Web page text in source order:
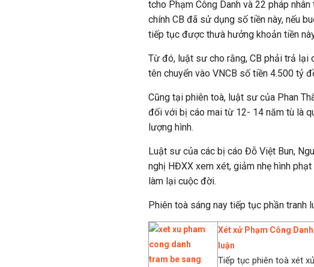
tcho Phạm Công Danh và 22 pháp
chính CB đã sử dụng số tiền này, nếu
tiếp tục được thưà hưởng khoản tiền
Từ đó, luật sư cho rằng, CB phải trả lại
tên chuyển vào VNCB số tiền 4.500 tỷ
Cũng tại phiên toà, luật sư của Phan
đối với bị cáo mai từ 12- 14 năm tù là
lượng hình.
Luật sư của các bị cáo Đỗ Việt Bun,
nghị HĐXX xem xét, giảm nhẹ hình
làm lại cuộc đời.
Phiên toà sáng nay tiếp tục phần tranh
Xét xử Phạm Công
luận
Tiếp tục phiên toà xét